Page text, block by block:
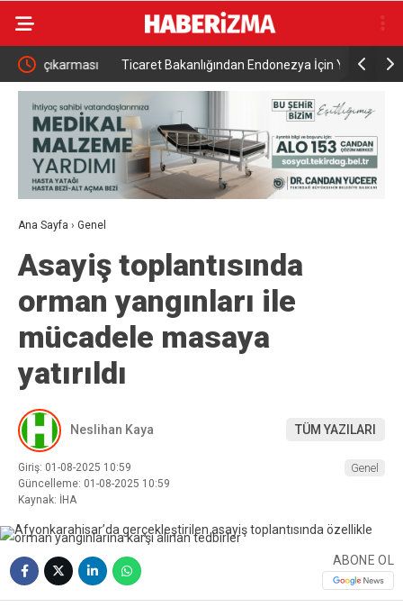
Ticaret Bakanlığından Endonezya İçin Yeni E-İhracat
Rehberi
17.
Ana Sayfa › Genel
Asayiş toplantısında
orman yangınları ile
mücadele masaya
yatırıldı
Neslihan Kaya TÜM YAZILARI
Giriş: 01-08-2025 10:59
Güncelleme: 01-08-2025 10:59
Kaynak: İHA
Genel
ABONE OL